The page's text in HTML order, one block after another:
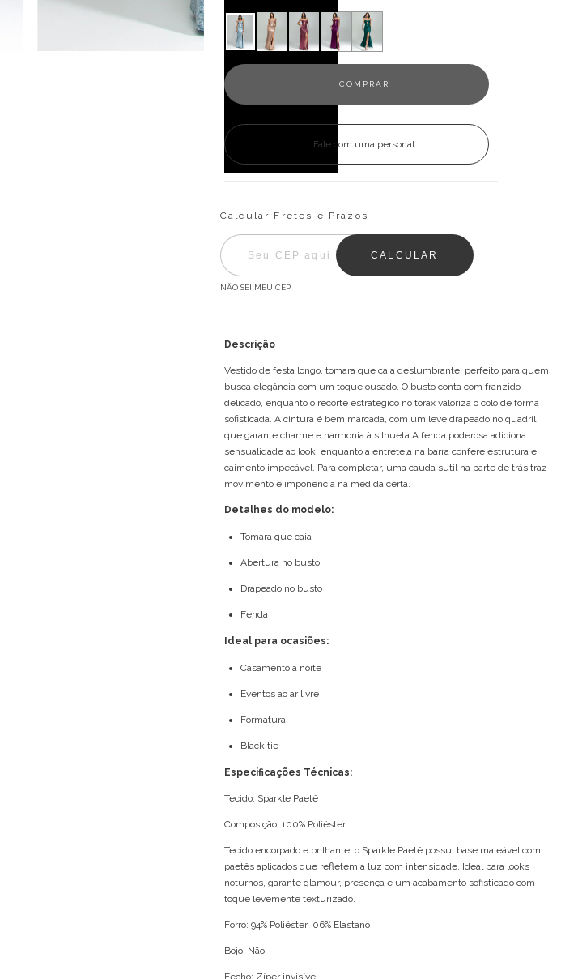
Fale com uma personal
Calcular Fretes e Prazos
CALCULAR
NÃO SEI MEU CEP
Descrição
Vestido de festa longo, tomara que caia deslumbrante, perfeito para quem
busca elegância com um toque ousado. O busto conta com franzido
delicado, enquanto o recorte estratégico no tórax valoriza o colo de forma
sofisticada. A cintura é bem marcada, com um leve drapeado no quadril
que garante charme e harmonia à silhueta.A fenda poderosa adiciona
sensualidade ao look, enquanto a entretela na barra confere estrutura e
caimento impecável. Para completar, uma cauda sutil na parte de trás traz
movimento e imponência na medida certa.
Detalhes do modelo:
Tomara que caia
Abertura no busto
Drapeado no busto
Fenda
Ideal para ocasiões:
Casamento a noite
Eventos ao ar livre
Formatura
Black tie
Especificações Técnicas:
Tecido: Sparkle Paetê
Composição: 100% Poliéster
Tecido encorpado e brilhante, o Sparkle Paetê possui base maleável com
paetês aplicados que refletem a luz com intensidade. Ideal para looks
noturnos, garante glamour, presença e um acabamento sofisticado com
toque levemente texturizado.
Forro: 94% Poliéster 06% Elastano
Bojo: Não
Fecho: Zíper invisível